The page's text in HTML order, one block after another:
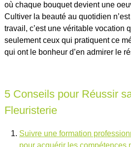
où chaque bouquet devient une
Cultiver la beauté au quotidien
travail, c’est une véritable vocation
seulement ceux qui pratiquent ce
qui ont le bonheur d’en admirer le
5 Conseils pour Réussir
Fleuristerie
Suivre une formation